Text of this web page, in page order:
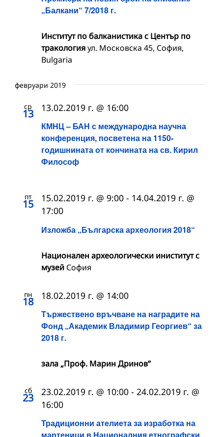
„Балкани“ 7/2018 г.
Институт по балканистика с Център по
тракологияул. Московска 45, София,
Bulgaria
февруари 2019
ср
13
КМНЦ – БАН с международна научна
конференция, посветена на 1150-
годишнината от кончината на св. Кирил
Философ
13.02.2019 г. @ 16:00
пт
15
Изложба „Българска археология 2018“
15.02.2019 г. @ 9:00 - 14.04.2019 г. @
17:00
Национален археологически иниститут с
музей София
пн
18
Тържествено връчване на наградите на
Фонд „Академик Владимир Георгиев“ за
2018 г.
18.02.2019 г. @ 14:00
зала „Проф. Марин Дринов“
сб
23
Традиционни ателиета за изработка на
23.02.2019 г. @ 10:00 - 24.02.2019 г. @
16:00